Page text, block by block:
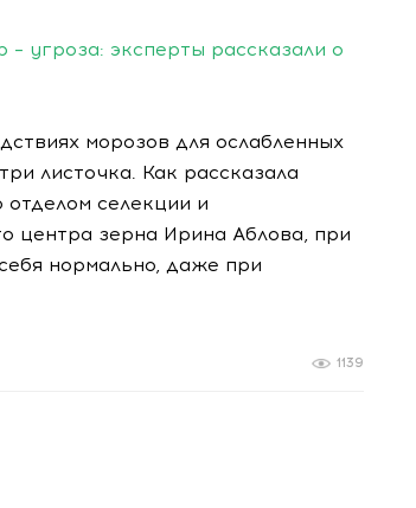
угроза: эксперты рассказали о
морозов для ослабленных
листочка. Как рассказала
селекции и
центра зерна Ирина Аблова, при
нормально, даже при
1139